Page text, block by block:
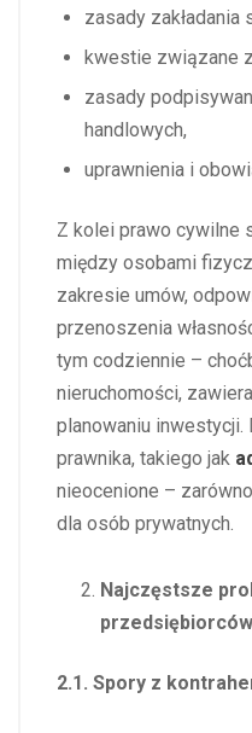
zasady zakładania
kwestie związane
zasady
handlowych,
uprawnienia i
Z kolei prawo cywilne
między osobami
zakresie umów,
przenoszenia
tym codziennie –
nieruchomości,
planowaniu
prawnika, takiego jak
nieocenione –
dla osób prywatnych.
Najczęstsze
przedsiębiorców
2.1. Spory z